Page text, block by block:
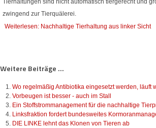
zwingend zur Tierquälerei.
Weiterlesen: Nachhaltige Tierhaltung aus linker Sicht
Weitere Beiträge ...
Wo regelmäßig Antibiotika eingesetzt werden, läuft
Vorbeugen ist besser - auch im Stall
Ein Stoffstrommanagement für die nachhaltige
Linksfraktion fordert bundesweites
DIE LINKE lehnt das Klonen von Tieren ab